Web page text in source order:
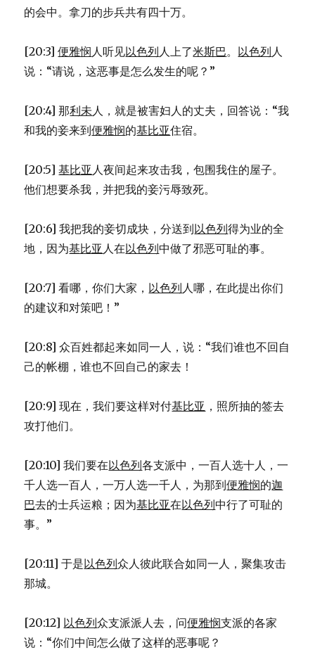
的会中。拿刀的步兵共有四十万。
[20:3]便雅悯人听见以色列人上了米斯巴。 以色列人
说：“请说，这恶事是怎么发生的呢？”
[20:4] 那利未人，就是被害妇人的丈夫，回答说：“我
和我的妾来到便雅悯的基比亚住宿。
[20:5]基比亚 人夜间起来攻击我，包围我住的屋子。
他们想要杀我，并把我的妾污辱致死。
[20:6] 我把我的妾切成块，分送到以色列得为业的全
地，因为基比亚 人在以色列中做了邪恶可耻的事。
[20:7] 看哪，你们大家， 以色列人哪，在此提出你们
的建议和对策吧！”
[20:8] 众百姓都起来如同一人，说：“我们谁也不回自
己的帐棚，谁也不回自己的家去！
[20:9] 现在，我们要这样对付基比亚 ，照所抽的签去
攻打他们。
[20:10] 我们要在以色列各支派中，一百人选十人，一
千人选一百人，一万人选一千人，为那到便雅悯的迦
巴去的士兵运粮；因为基比亚在以色列中行了可耻的
事。”
[20:11] 于是以色列众人彼此联合如同一人，聚集攻击
那城。
[20:12] 以色列众支派派人去，问便雅悯支派的各家
说：“你们中间怎么做了这样的恶事呢？